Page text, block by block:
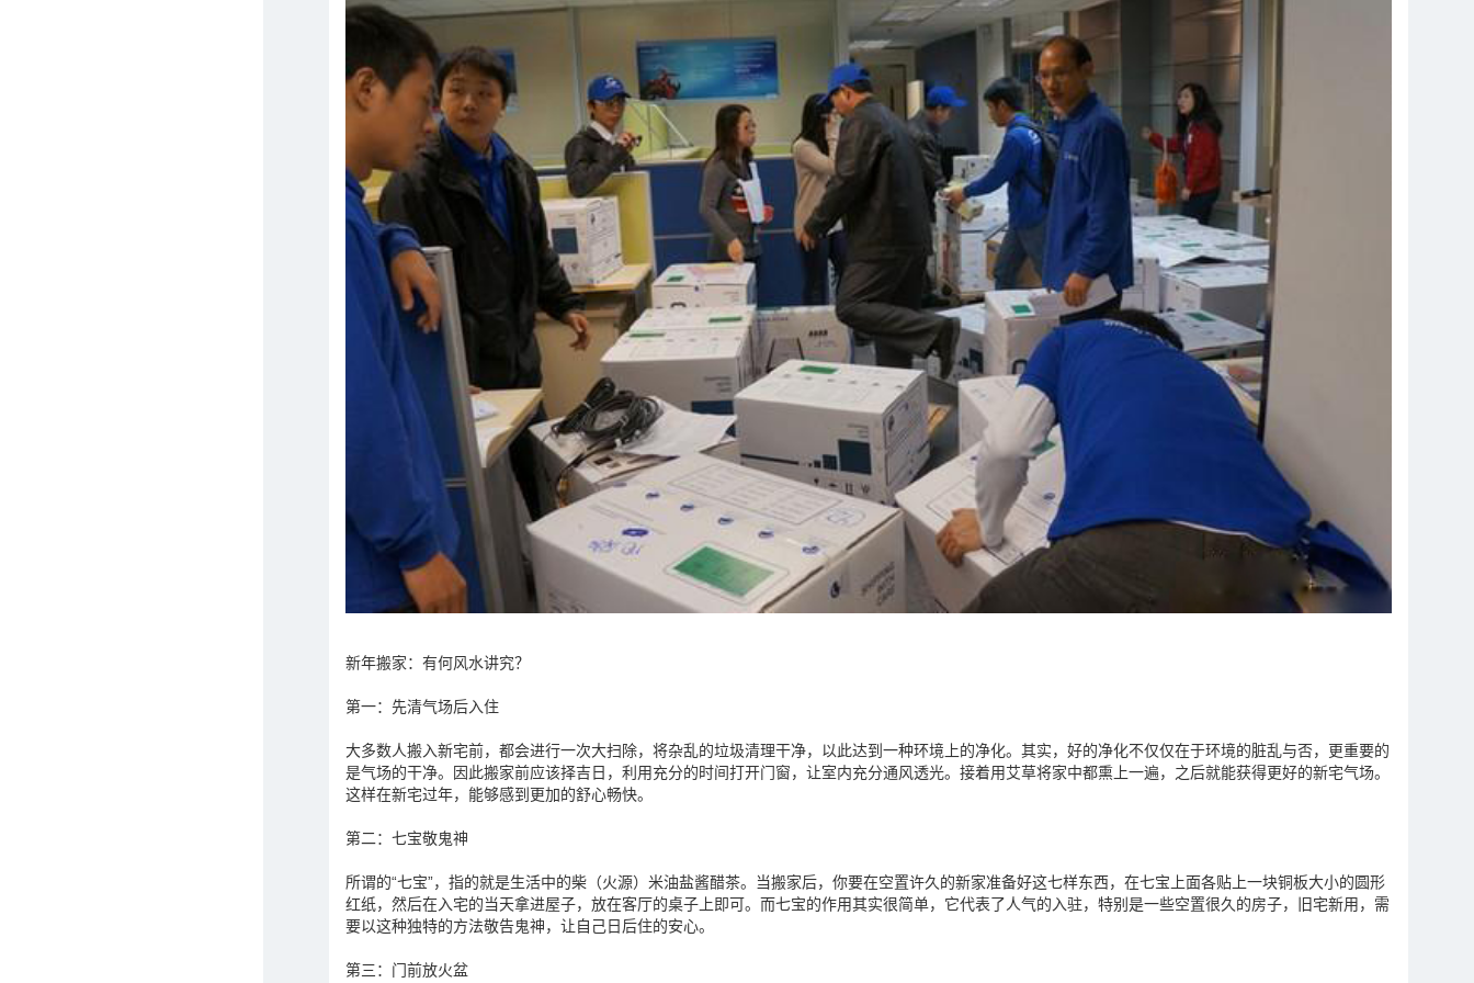
新年搬家：有何风水讲究？
第一：先清气场后入住
大多数人搬入新宅前，都会进行一次大扫除，将杂乱的垃圾清理干净，以此达到一种环境上的净化。其实，好的净化不仅仅在于环境的脏乱与否，更重要的
是气场的干净。因此搬家前应该择吉日，利用充分的时间打开门窗，让室内充分通风透光。接着用艾草将家中都熏上一遍，之后就能获得更好的新宅气场。
这样在新宅过年，能够感到更加的舒心畅快。
第二：七宝敬鬼神
所谓的“七宝”，指的就是生活中的柴（火源）米油盐酱醋茶。当搬家后，你要在空置许久的新家准备好这七样东西，在七宝上面各贴上一块铜板大小的圆形
红纸，然后在入宅的当天拿进屋子，放在客厅的桌子上即可。而七宝的作用其实很简单，它代表了人气的入驻，特别是一些空置很久的房子，旧宅新用，需
要以这种独特的方法敬告鬼神，让自己日后住的安心。
第三：门前放火盆